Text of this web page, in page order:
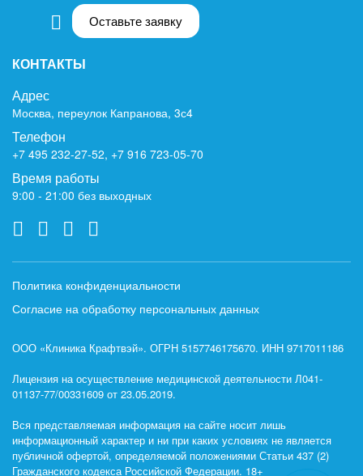
Оставьте заявку
КОНТАКТЫ
Адрес
Москва, переулок Капранова, 3с4
Телефон
+7 495 232-27-52, +7 916 723-05-70
Время работы
9:00 - 21:00 без выходных
Политика конфиденциальности
Согласие на обработку персональных данных
ООО «Клиника Крафтвэй». ОГРН 5157746175670. ИНН 9717011186
Лицензия на осуществление медицинской деятельности Л041-
01137-77/00331609 от 23.05.2019.
Вся представляемая информация на сайте носит лишь
информационный характер и ни при каких условиях не является
публичной офертой, определяемой положениями Статьи 437 (2)
Гражданского кодекса Российской Федерации. 18+